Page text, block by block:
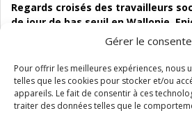
Gérer le
Pour offrir les meilleures expériences, nous
telles que les cookies pour stocker et/ou
appareils. Le fait de consentir à ces
traiter des données telles que le
Regards croisés des travailleurs
de jour de bas seuil en Wallonie.
06 Juil 2026
Étude d’évaluabilité des Structures
d’accompagnement à